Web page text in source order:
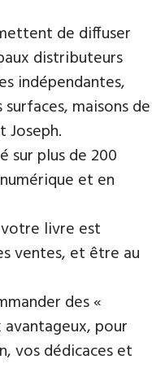
de diffuser
distributeurs
indépendantes,
maisons de
Joseph.
sur plus de 200
et en
livre est
ventes, et être au
des «
pour
vos dédicaces et